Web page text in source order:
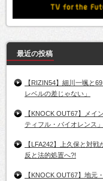
最近の投稿
【RIZIN54】細川一颯と
レベルの差じゃない」
【KNOCK OUT67】メイ
ティフル・バイオレンス」
【LFA242】上久保と対
反と法的処置へ?!
【KNOCK OUT67】地元